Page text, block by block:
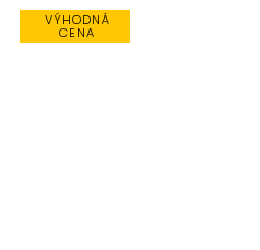
VÝHODNÁ
CENA